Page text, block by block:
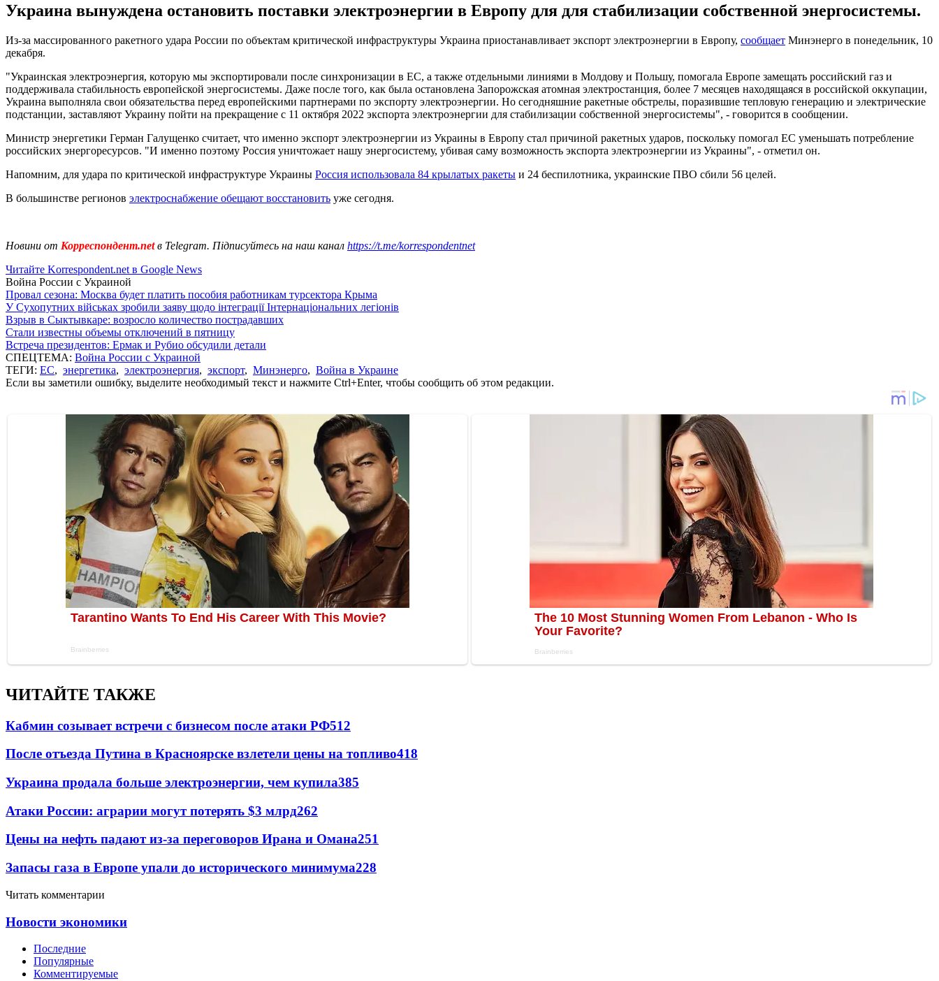
Украина вынуждена остановить поставки электроэнергии в Европу для для стабилизации собственной энергосистемы.
Из-за массированного ракетного удара России по объектам критической инфраструктуры Украина приостанавливает экспорт электроэнергии в Европу, сообщает Минэнерго в понедельник, 10
декабря.
"Украинская электроэнергия, которую мы экспортировали после синхронизации в ЕС, а также отдельными линиями в Молдову и Польшу, помогала Европе замещать российский газ и
поддерживала стабильность европейской энергосистемы. Даже после того, как была остановлена ​​Запорожская атомная электростанция, более 7 месяцев находящаяся в российской оккупации,
Украина выполняла свои обязательства перед европейскими партнерами по экспорту электроэнергии. Но сегодняшние ракетные обстрелы, поразившие тепловую генерацию и электрические
подстанции, заставляют Украину пойти на прекращение с 11 октября 2022 экспорта электроэнергии для стабилизации собственной энергосистемы", - говорится в сообщении.
Министр энергетики Герман Галущенко считает, что именно экспорт электроэнергии из Украины в Европу стал причиной ракетных ударов, поскольку помогал ЕС уменьшать потребление
российских энергоресурсов. "И именно поэтому Россия уничтожает нашу энергосистему, убивая саму возможность экспорта электроэнергии из Украины", - отметил он.
Напомним, для удара по критической инфраструктуре Украины Россия использовала 84 крылатых ракеты и 24 беспилотника, украинские ПВО сбили 56 целей.
В большинстве регионов электроснабжение обещают восстановить уже сегодня.
Новини от Корреспондент.netв Telegram. Підписуйтесь на наш канал https://t.me/korrespondentnet
Читайте Korrespondent.net в Google News
Война России с Украиной
Провал сезона: Москва будет платить пособия работникам турсектора Крыма
У Сухопутних військах зробили заяву щодо інтеграції Інтернаціональних легіонів
Взрыв в Сыктывкаре: возросло количество пострадавших
Стали известны объемы отключений в пятницу
Встреча президентов: Ермак и Рубио обсудили детали
СПЕЦТЕМА: Война России с Украиной
ТЕГИ: ЕС, энергетика, электроэнергия, экспорт, Минэнерго, Война в Украине
Если вы заметили ошибку, выделите необходимый текст и нажмите Ctrl+Enter, чтобы сообщить об этом редакции.
ЧИТАЙТЕ ТАКЖЕ
Кабмин созывает встречи с бизнесом после атаки РФ512
После отъезда Путина в Красноярске взлетели цены на топливо418
Украина продала больше электроэнергии, чем купила385
Атаки России: аграрии могут потерять $3 млрд262
Цены на нефть падают из-за переговоров Ирана и Омана251
Запасы газа в Европе упали до исторического минимума228
Читать комментарии
Новости экономики
Последние
Популярные
Комментируемые